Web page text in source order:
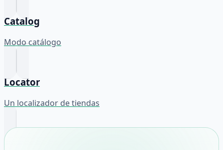
Catalog
Modo catálogo
Locator
Un localizador de tiendas